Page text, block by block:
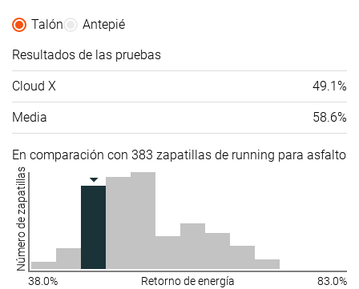
Talón
Antepié
Resultados de las pruebas
Cloud X 49.1%
Media 58.6%
En comparación con 383 zapatillas de running para asfalto
Número de zapatillas
38.0% Retorno de energía 83.0%